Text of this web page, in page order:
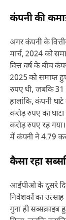
कंपनी की
अगर कंपनी के
मार्च, 2024 को
वित्त वर्ष के बीच
2025 को समाप्त
रुपए थी, जबकि 31
हालांकि, कंपनी
करोड़ रुपए का
करोड़ रुपए रह
में कंपनी ने 4.79
कैसा रहा
आईपीओ के दूसरे
निवेशकों का
गुना ही